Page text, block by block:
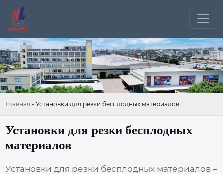
Главная - Установки для резки бесплодных материалов
Установки для резки бесплодных
материалов
Установки для резки бесплодных материалов –